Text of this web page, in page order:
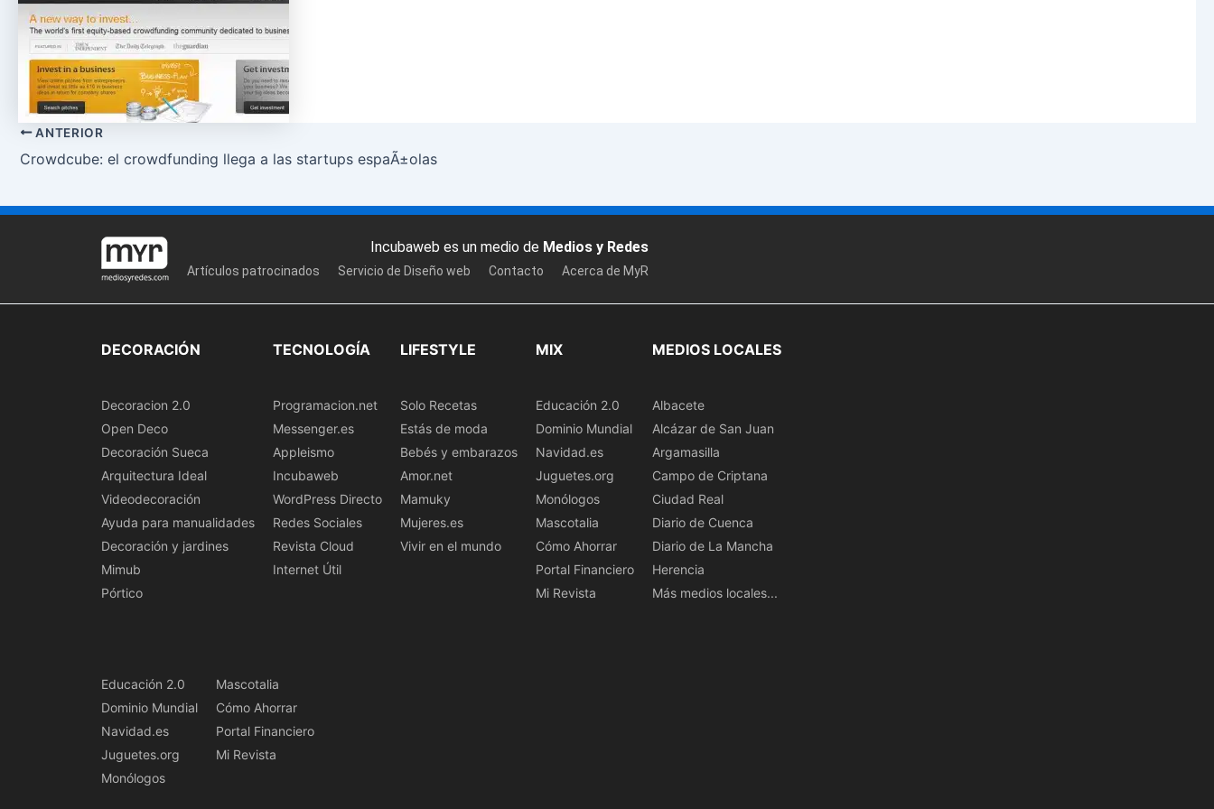
ANTERIOR
Crowdcube: el crowdfunding llega a las startups espaÃ±olas
Incubaweb es un medio de Medios y Redes
Artículos patrocinados Servicio de Diseño web Contacto Acerca de MyR
DECORACIÓN
Decoracion 2.0
Open Deco
Decoración Sueca
Arquitectura Ideal
Videodecoración
Ayuda para manualidades
Decoración y jardines
Mimub
Pórtico
TECNOLOGÍA
Programacion.net
Messenger.es
Appleismo
Incubaweb
WordPress Directo
Redes Sociales
Revista Cloud
Internet Útil
LIFESTYLE
Solo Recetas
Estás de moda
Bebés y embarazos
Amor.net
Mamuky
Mujeres.es
Vivir en el mundo
MIX
Educación 2.0
Dominio Mundial
Navidad.es
Juguetes.org
Monólogos
Mascotalia
Cómo Ahorrar
Portal Financiero
Mi Revista
MEDIOS LOCALES
Albacete
Alcázar de San Juan
Argamasilla
Campo de Criptana
Ciudad Real
Diario de Cuenca
Diario de La Mancha
Herencia
Más medios locales...
Educación 2.0
Dominio Mundial
Navidad.es
Juguetes.org
Monólogos
Mascotalia
Cómo Ahorrar
Portal Financiero
Mi Revista